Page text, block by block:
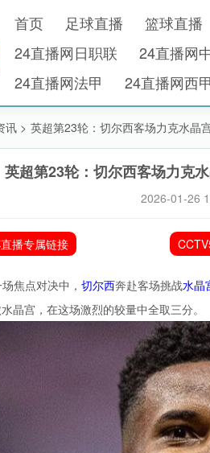
首页 足球直播 篮球直播
24直播网日职联
24直播网
24直播网法甲
24直播网西甲
讯 > 英超第23轮：切尔西客场力克水晶
英超第23轮：切尔西客场力克
2026-01-26
播专属链接
焦点对决中， 切尔西奔赴客场挑战水晶
晶宫，在这场激烈的较量中全取三分。